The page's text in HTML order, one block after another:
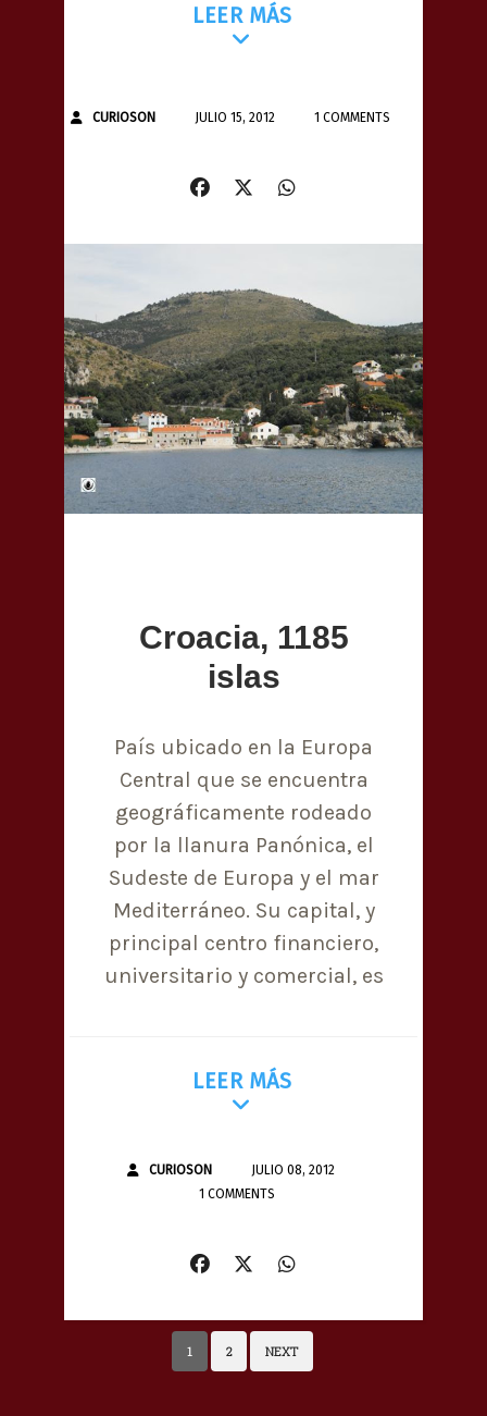
LEER MÁS
CURIOSON JULIO 15, 2012 1 COMMENTS
Croacia, 1185
islas
País ubicado en la Europa
Central que se encuentra
geográficamente rodeado
por la llanura Panónica, el
Sudeste de Europa y el mar
Mediterráneo. Su capital, y
principal centro financiero,
universitario y comercial, es
LEER MÁS
CURIOSON
JULIO 08, 2012
1 COMMENTS
1 2 NEXT